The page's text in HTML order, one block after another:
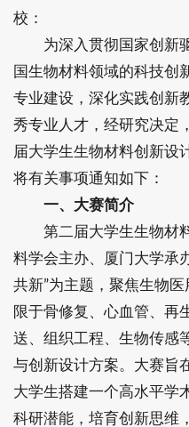
校：
为深入贯彻国家创新驱
国生物材料领域的科技创
专业建设，深化实践创新
秀专业人才，经研究决定
届大学生生物材料创新设
将有关事项通知如下：
一、大赛简介
第二届大学生生物材料
料学会主办、厦门大学承
共新”为主题，聚焦生物
限于骨修复、心血管、再
送、组织工程、生物传感
与创新设计方案。大赛旨
大学生搭建一个高水平学
科研潜能，培育创新思维